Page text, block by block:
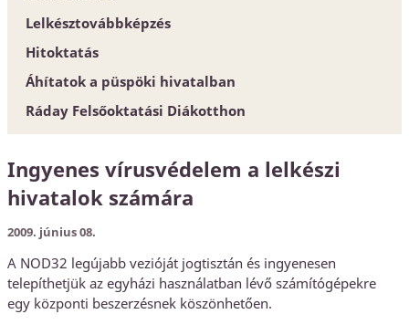
Egyházközségek
Esperesi Hivatalok
Püspöki Hivatal
Elnökség és szervezet
Konferencia-központ
Címtár
Lelkésztovábbképzés
Hitoktatás
Hitoktatót keresünk
Hitoktató állást keres
Áhítatok a püspöki hivatalban
Ráday Felsőoktatási Diákotthon
Ingyenes vírusvédelem a lelkészi
hivatalok számára
2009. június 08.
A NOD32 legújabb vezióját jogtisztán és ingyenesen
telepíthetjük az egyházi használatban lévő számítógépekre
egy központi beszerzésnek köszönhetően.